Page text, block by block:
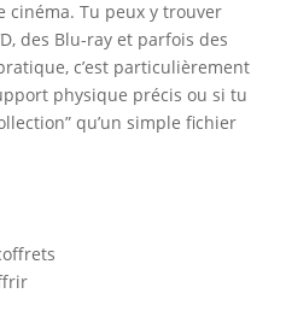
cinéma. Tu peux y trouver
des Blu-ray et parfois des
c’est particulièrement
physique précis ou si tu
qu’un simple fichier